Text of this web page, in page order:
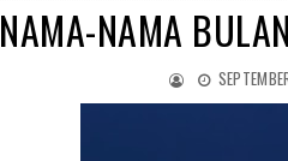
NAMA-NAMA